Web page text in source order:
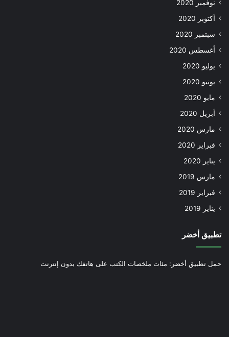
نوفمبر 2020
أكتوبر 2020
سبتمبر 2020
أغسطس 2020
يوليو 2020
يونيو 2020
مايو 2020
أبريل 2020
مارس 2020
فبراير 2020
يناير 2020
مارس 2019
فبراير 2019
يناير 2019
تطبيق أخضر
حمل تطبيق أخضر: مئات ملخصات الكتب على هاتفك بدون إنترنت